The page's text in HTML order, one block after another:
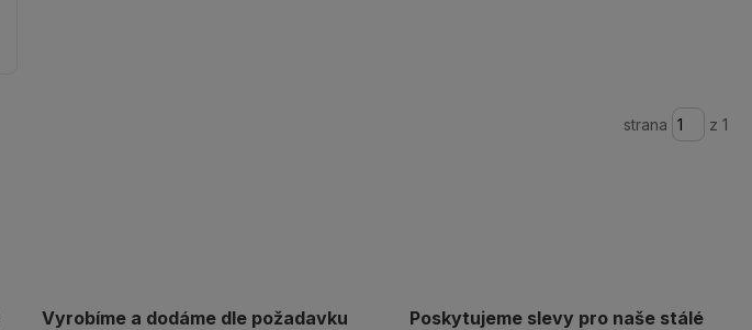
strana z 1
Vyrobíme a dodáme dle požadavku
Poskytujeme slevy pro naše stálé